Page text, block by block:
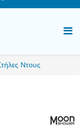
Ντους